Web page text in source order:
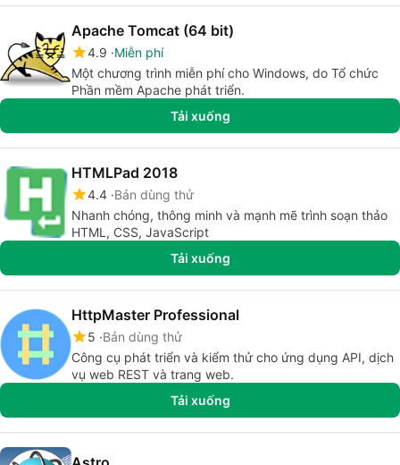
Apache Tomcat (64 bit)
4.9 Miễn phí
Một chương trình miễn phí cho Windows, do Tổ chức
Phần mềm Apache phát triển.
Tải xuống
HTMLPad 2018
4.4 Bản dùng thử
Nhanh chóng, thông minh và mạnh mẽ trình soạn thảo
HTML, CSS, JavaScript
Tải xuống
HttpMaster Professional
5 Bản dùng thử
Công cụ phát triển và kiểm thử cho ứng dụng API, dịch
vụ web REST và trang web.
Tải xuống